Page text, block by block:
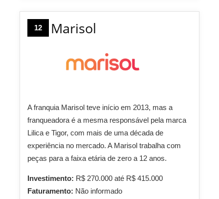
12 Marisol
A franquia Marisol teve início em 2013, mas a
franqueadora é a mesma responsável pela marca
Lilica e Tigor, com mais de uma década de
experiência no mercado. A Marisol trabalha com
peças para a faixa etária de zero a 12 anos.
Investimento: R$ 270.000 até R$ 415.000
Faturamento: Não informado